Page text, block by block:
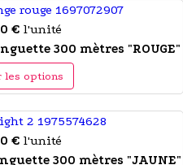
€ l'unité
300 mètres "ROUGE"
les options
€ l'unité
300 mètres "JAUNE"